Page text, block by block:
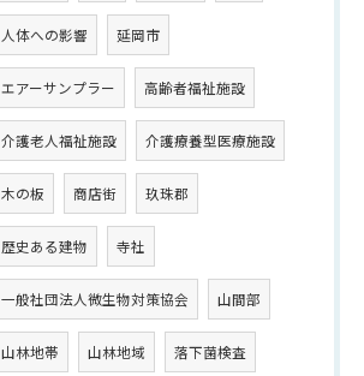
人体への影響 延岡市
エアーサンプラー 高齢者福祉施設
介護老人福祉施設 介護療養型医療施設
木の板 商店街 玖珠郡
歴史ある建物 寺社
一般社団法人微生物対策協会 山間部
山林地帯 山林地域 落下菌検査